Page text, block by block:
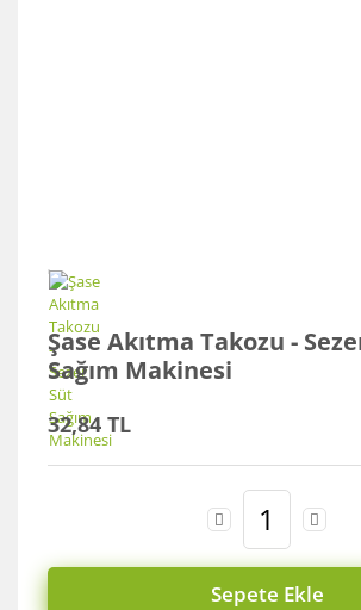
Şase Akıtma Takozu -
Sağım Makinesi
32,84 TL
Sepete Ekle